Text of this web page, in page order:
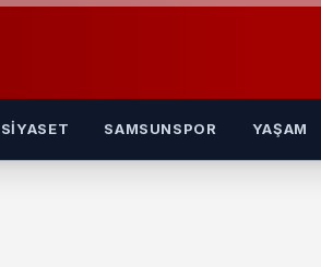
SIYASET SAMSUNSPOR YAŞAM